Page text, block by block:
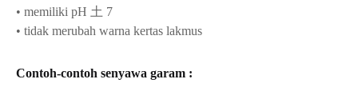
• memiliki pH 土 7
• tidak merubah warna kertas lakmus
Contoh-contoh senyawa garam :